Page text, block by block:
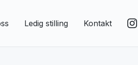
Ledig stilling Kontakt